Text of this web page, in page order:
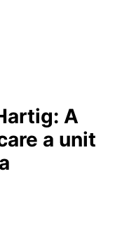
A
a unit